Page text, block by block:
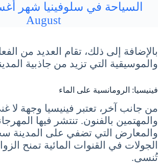
August
بالإضافة إلى ذلك، تقام العديد من
والموسيقية التي تزيد من جاذبية
فينيسيا: الرومانسية على الماء
من جانب آخر، تعتبر فينيسيا وجهة لا
والمهتمين بالفنون. تنتشر فيها
والمعارض التي تضفي على المدينة
الجولات في القنوات المائية تمنح
تُنسى.